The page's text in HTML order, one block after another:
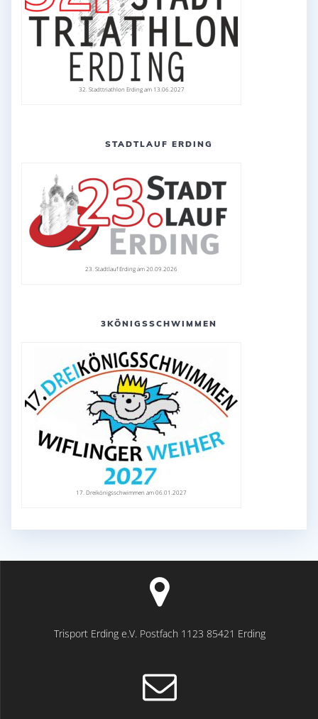
32. Stadttriathlon Erding am 13.06.2027
STADTLAUF ERDING
23. Stadtlauf Erding am 20.09.2026
3KÖNIGSSCHWIMMEN
17. Dreikönigsschwimmen am 06.01.2027
Trisport Erding e.V. Postfach 1123 85421 Erding